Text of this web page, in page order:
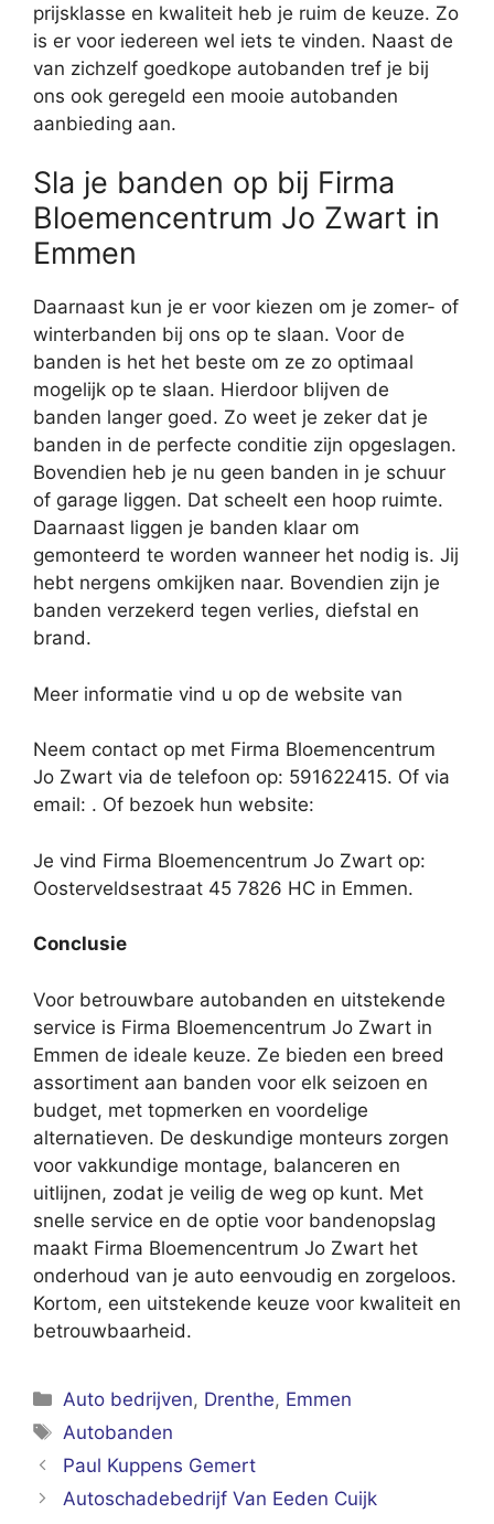
prijsklasse en kwaliteit heb je ruim de keuze. Zo
is er voor iedereen wel iets te vinden. Naast de
van zichzelf goedkope autobanden tref je bij
ons ook geregeld een mooie autobanden
aanbieding aan.
Sla je banden op bij Firma
Bloemencentrum Jo Zwart in
Emmen
Daarnaast kun je er voor kiezen om je zomer- of
winterbanden bij ons op te slaan. Voor de
banden is het het beste om ze zo optimaal
mogelijk op te slaan. Hierdoor blijven de
banden langer goed. Zo weet je zeker dat je
banden in de perfecte conditie zijn opgeslagen.
Bovendien heb je nu geen banden in je schuur
of garage liggen. Dat scheelt een hoop ruimte.
Daarnaast liggen je banden klaar om
gemonteerd te worden wanneer het nodig is. Jij
hebt nergens omkijken naar. Bovendien zijn je
banden verzekerd tegen verlies, diefstal en
brand.
Meer informatie vind u op de website van
Neem contact op met Firma Bloemencentrum
Jo Zwart via de telefoon op: 591622415. Of via
email: . Of bezoek hun website:
Je vind Firma Bloemencentrum Jo Zwart op:
Oosterveldsestraat 45 7826 HC in Emmen.
Conclusie
Voor betrouwbare autobanden en uitstekende
service is Firma Bloemencentrum Jo Zwart in
Emmen de ideale keuze. Ze bieden een breed
assortiment aan banden voor elk seizoen en
budget, met topmerken en voordelige
alternatieven. De deskundige monteurs zorgen
voor vakkundige montage, balanceren en
uitlijnen, zodat je veilig de weg op kunt. Met
snelle service en de optie voor bandenopslag
maakt Firma Bloemencentrum Jo Zwart het
onderhoud van je auto eenvoudig en zorgeloos.
Kortom, een uitstekende keuze voor kwaliteit en
betrouwbaarheid.
Categorieën
Auto bedrijven, Drenthe, Emmen
Tags
Autobanden
Paul Kuppens Gemert
Autoschadebedrijf Van Eeden Cuijk